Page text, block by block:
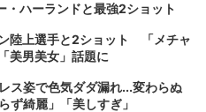
ハーランドと最強2ショット
陸上選手と2ショット 「メチャ
美男美女」話題に
ス姿で色気ダダ漏れ...変わらぬ
綺麗」「美しすぎ」